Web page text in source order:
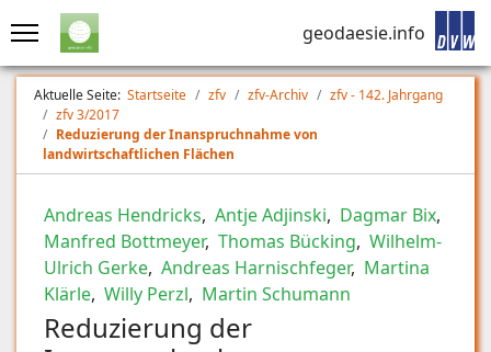
geodaesie.info
Aktuelle Seite: Startseite zfv zfv-Archiv
zfv - 142. Jahrgang
zfv 3/2017
Reduzierung der Inanspruchnahme von
landwirtschaftlichen Flächen
Andreas Hendricks, Antje Adjinski, Dagmar Bix,
Manfred Bottmeyer, Thomas Bücking, Wilhelm-
Ulrich Gerke, Andreas Harnischfeger, Martina
Klärle, Willy Perzl, Martin Schumann
Reduzierung der